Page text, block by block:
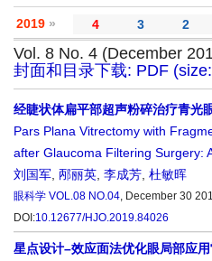
2019 » 4 3 2
Vol. 8 No. 4 (December
封面和目录下载: PDF
经睫状体扁平部超声粉碎治疗青光
Pars Plana Vitrectomy with
after Glaucoma Filtering Surgery:
刘国军 邴丽英 李成芳 杜敏晖
眼科学 VOL.08 NO.04, December 30
DOI:10.12677/HJO.2019.84026
星点设计–效应面法优化眼局部应